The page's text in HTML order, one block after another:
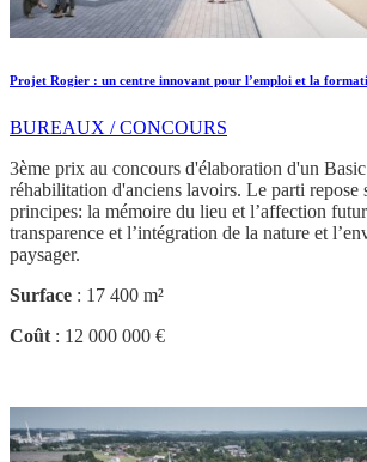
Projet Rogier : un centre innovant pour l’emploi et la
BUREAUX / CONCOURS
3ème prix au concours d'élaboration d'un
réhabilitation d'anciens lavoirs. Le parti repose
principes: la mémoire du lieu et l’affection
transparence et l’intégration de la nature et
paysager.
Surface : 17 400 m²
Coût : 12 000 000 €